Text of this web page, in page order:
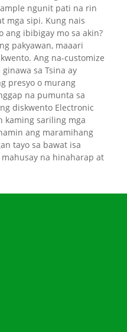
ngunit pati na rin
mga sipi. Kung nais
ang ibibigay mo sa akin?
pakyawan, maaari
Ang na-customize
sa Tsina ay
presyo o murang
na pumunta sa
diskwento Electronic
kaming sariling mga
ang maramihang
tayo sa bawat isa
na hinaharap at